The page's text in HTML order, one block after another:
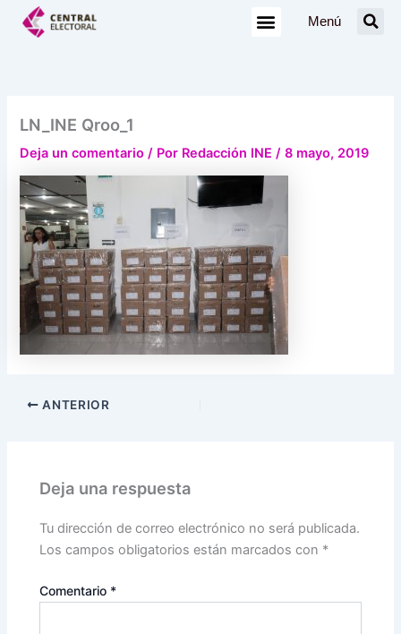
Menú
LN_INE Qroo_1
Deja un comentario / Por Redacción INE/8 mayo, 2019
ANTERIOR
Deja una respuesta
Tu dirección de correo electrónico no será publicada.
Los campos obligatorios están marcados con *
Comentario *